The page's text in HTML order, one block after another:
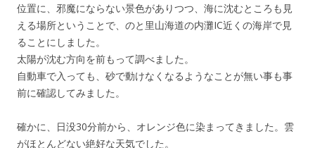
位置に、邪魔にならない景色がありつつ、海に沈むところも見
える場所ということで、のと里山海道の内灘IC近くの海岸で見
ることにしました。
太陽が沈む方向を前もって調べました。
自動車で入っても、砂で動けなくなるようなことが無い事も事
前に確認してみました。
確かに、日没30分前から、オレンジ色に染まってきました。雲
がほとんどない絶好な天気でした。